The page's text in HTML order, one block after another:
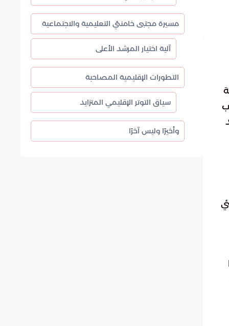
مسيرة مجتبى خامنئي التعليمية والاجتماعية
آلية اختيار المرشد الأعلى
التطورات الإقليمية المصاحبة
سياق التوتر الإقليمي المتزايد
وأخيرًا وليس آخرًا